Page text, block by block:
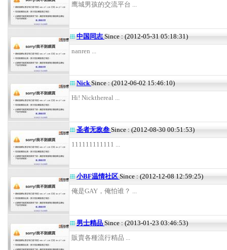
鹰城男孩的交流平台 ...
中国同志Since : (2012-05-31 05:18:31)
nanren ...
NickSince : (2012-06-02 15:46:10)
Hi! Nickthereal ...
圣者无敌叁 Since : (2012-08-30 00:51:53)
111111111111 ...
小BF温情社区 Since : (2012-12-08 12:59:25)
俺是GAY，俺怕谁？ ...
男士精品 Since : (2013-01-23 03:46:53)
販賣各種流行精品 ...